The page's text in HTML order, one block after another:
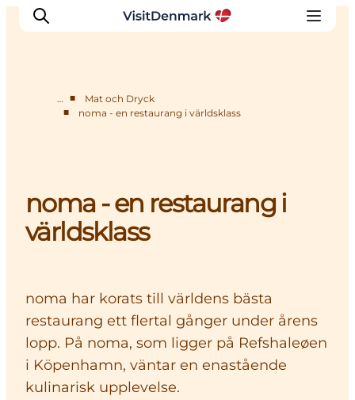
Övernatta
Planera resan
… ■
Mat och Dryck
■
noma - en restaurang i världsklass
noma - en restaurang i
världsklass
noma har korats till världens bästa
restaurang ett flertal gånger under årens
lopp. På noma, som ligger på Refshaleøen
i Köpenhamn, väntar en enastående
kulinarisk upplevelse.